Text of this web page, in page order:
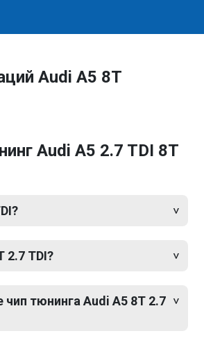
Audi A5 8T
Audi A5 2.7 TDI 8T
2.7 TDI?
тюнинга Audi A5 8T 2.7